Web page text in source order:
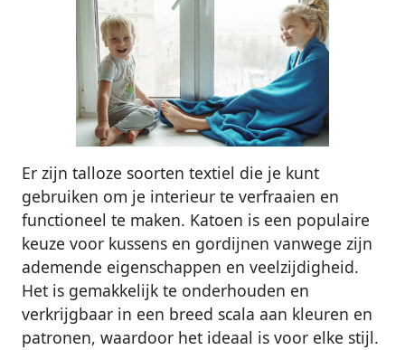
Er zijn talloze soorten textiel die je kunt
gebruiken om je interieur te verfraaien en
functioneel te maken. Katoen is een populaire
keuze voor kussens en gordijnen vanwege zijn
ademende eigenschappen en veelzijdigheid.
Het is gemakkelijk te onderhouden en
verkrijgbaar in een breed scala aan kleuren en
patronen, waardoor het ideaal is voor elke stijl.